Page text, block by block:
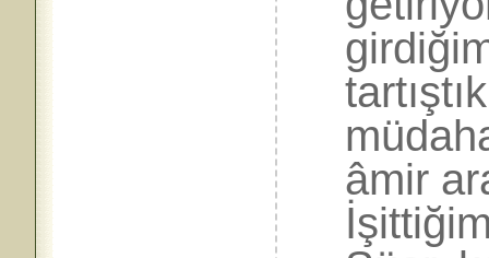
âmir